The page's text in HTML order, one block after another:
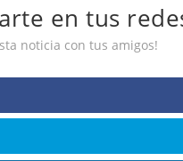
analíticas y publicitarias
el tráfico y personalizar el
de acuerdo con su
así mejorar su experiencia.
navegando, acepta su
su uso presionando
en tus
noticia con tus amigos!